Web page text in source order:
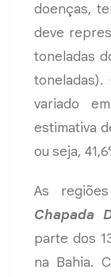
doenças,
deve
toneladas
variado
estimativa
ou seja,
As
Chapada
parte dos
na Bahia.